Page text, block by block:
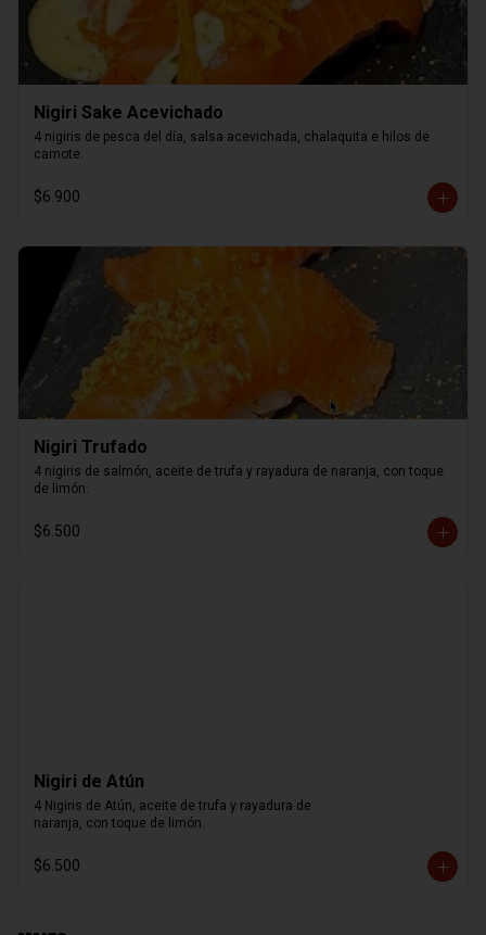
Nigiri Sake Acevichado
4 nigiris de pesca del día, salsa acevichada, chalaquita e hilos de
camote.
$6.900
Nigiri Trufado
4 nigiris de salmón, aceite de trufa y rayadura de naranja, con toque
de limón.
$6.500
Nigiri de Atún
4 Nigiris de Atún, aceite de trufa y rayadura de
naranja, con toque de limón.
$6.500